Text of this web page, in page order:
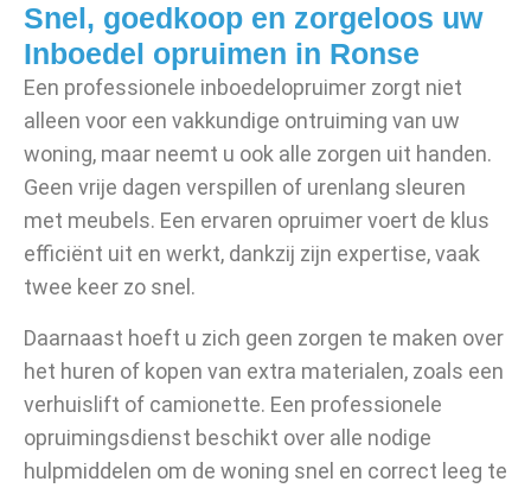
Snel, goedkoop en zorgeloos uw
Inboedel opruimen in Ronse
Een professionele inboedelopruimer zorgt niet
alleen voor een vakkundige ontruiming van uw
woning, maar neemt u ook alle zorgen uit handen.
Geen vrije dagen verspillen of urenlang sleuren
met meubels. Een ervaren opruimer voert de klus
efficiënt uit en werkt, dankzij zijn expertise, vaak
twee keer zo snel.
Daarnaast hoeft u zich geen zorgen te maken over
het huren of kopen van extra materialen, zoals een
verhuislift of camionette. Een professionele
opruimingsdienst beschikt over alle nodige
hulpmiddelen om de woning snel en correct leeg te